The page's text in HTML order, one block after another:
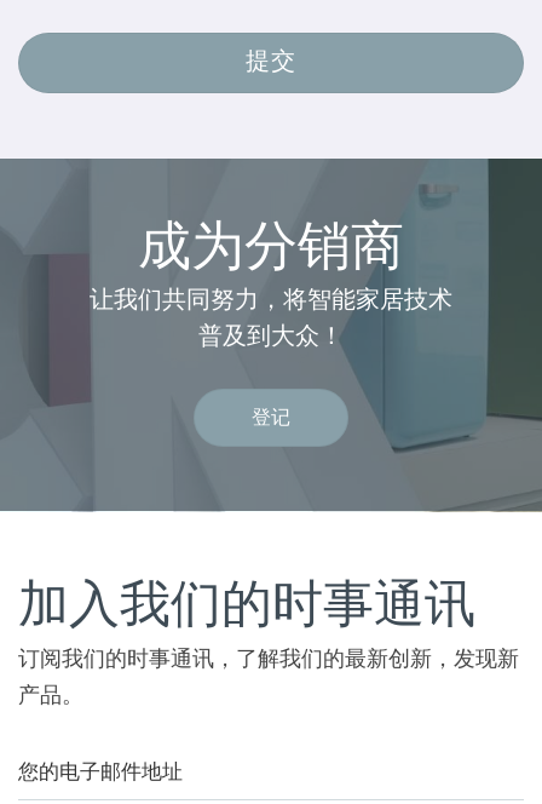
成为分销商
让我们共同努力，将智能家居技术
普及到大众！
登记
加入我们的时事通讯
订阅我们的时事通讯，了解我们的最新创新，发现新
产品。